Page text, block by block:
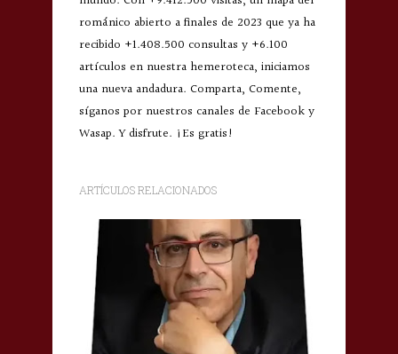
románico abierto a finales de 2023 que ya ha
recibido +1.408.500 consultas y +6.100
artículos en nuestra hemeroteca, iniciamos
una nueva andadura. Comparta, Comente,
síganos por nuestros canales de Facebook y
Wasap. Y disfrute. ¡Es gratis!
ARTÍCULOS RELACIONADOS